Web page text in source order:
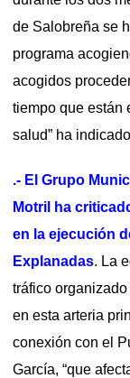
de Salobreña se
programa
acogidos
tiempo que están
salud” ha
.- El Grupo
Motril ha
en la ejecución
Explanadas. La
tráfico
en esta arteria
conexión con el
García, “que